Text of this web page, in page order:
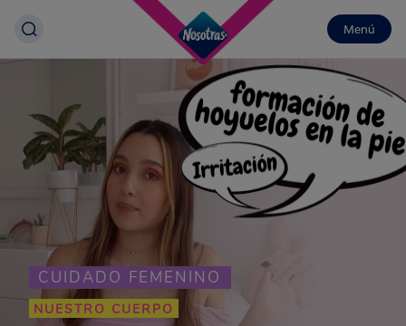
Menú
CUIDADO FEMENINO
NUESTRO CUERPO